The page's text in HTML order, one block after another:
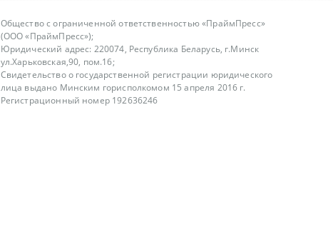
Общество с ограниченной ответственностью «ПраймПресс»
(ООО «ПраймПресс»);
Юридический адрес: 220074, Республика Беларусь, г.Минск
ул.Харьковская,90, пом.16;
Свидетельство о государственной регистрации юридического
лица выдано Минским горисполкомом 15 апреля 2016 г.
Регистрационный номер 192636246